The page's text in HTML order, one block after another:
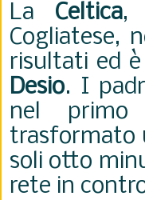
La Celtica,
Cogliatese,
risultati ed
Desio. I
nel
trasformato
soli otto
rete in